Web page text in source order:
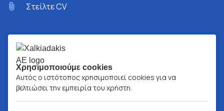
Στείλτε CV
Χρησιμοποιούμε cookies
Αυτός ο ιστότοπος χρησιμοποιεί cookies για να
βελτιώσει την εμπειρία του χρήστη.